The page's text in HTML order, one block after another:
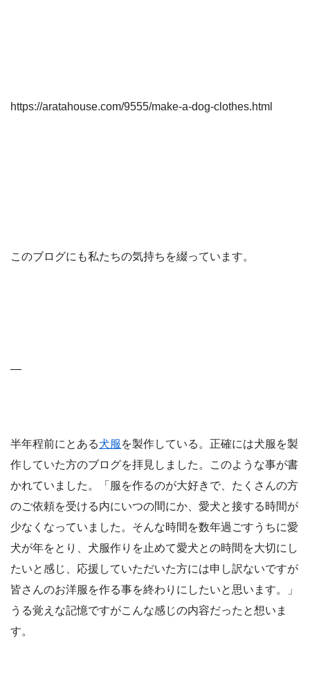
https://aratahouse.com/9555/make-a-dog-clothes.html
このブログにも私たちの気持ちを綴っています。
—
半年程前にとある犬服 を製作している。正確には犬服を製
作していた方のブログを拝見しました。このような事が書
かれていました。「服を作るのが大好きで、たくさんの方
のご依頼を受ける内にいつの間にか、愛犬と接する時間が
少なくなっていました。そんな時間を数年過ごすうちに愛
犬が年をとり、犬服作りを止めて愛犬との時間を大切にし
たいと感じ、応援していただいた方には申し訳ないですが
皆さんのお洋服を作る事を終わりにしたいと思います。」
うる覚えな記憶ですがこんな感じの内容だったと想いま
す。